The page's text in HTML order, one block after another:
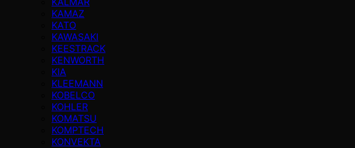
KAMAZ
KATO
KAWASAKI
KEESTRACK
KENWORTH
KIA
KLEEMANN
KOBELCO
KOHLER
KOMATSU
KOMPTECH
KONVEKTA